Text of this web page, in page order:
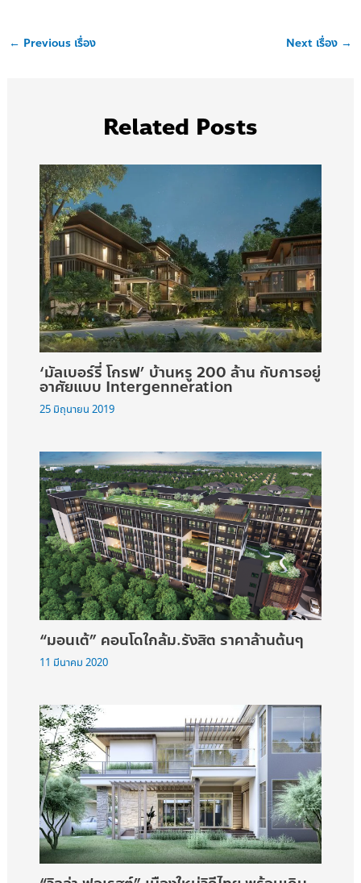
← Previous เรื่อง Next เรื่อง →
Related Posts
‘มัลเบอร์รี่ โกรฟ’ บ้านหรู 200 ล้าน กับการอยู่
อาศัยแบบ Intergenneration
25 มิถุนายน 2019
“มอนเต้” คอนโดใกล้ม.รังสิต ราคาล้านต้นๆ
11 มีนาคม 2020